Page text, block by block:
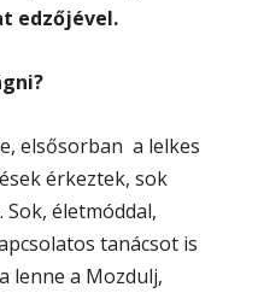
edzőjével.
elsősorban a lelkes
érkeztek, sok
életmóddal,
tanácsot is
lenne a Mozdulj,